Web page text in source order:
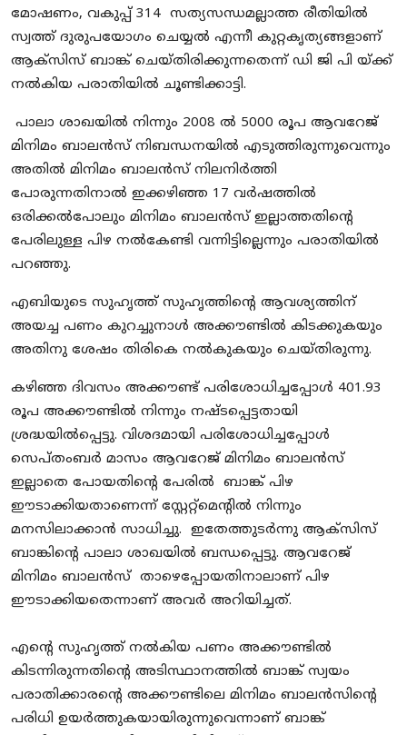
​മോഷണം, വകുപ്പ് 314 സത്യസന്ധമല്ലാത്ത രീതിയിൽ
സ്വത്ത് ദുരുപയോഗം ചെയ്യൽ എന്നീ കുറ്റകൃത്യങ്ങളാണ്
ആക്സിസ് ബാങ്ക് ചെയ്തിരിക്കുന്നതെന്ന് ഡി ജി പി യ്ക്ക്
നൽകിയ പരാതിയിൽ ചൂണ്ടിക്കാട്ടി.
പാലാ ശാഖയിൽ നിന്നും 2008 ൽ 5000 രൂപ ആവറേജ്
മിനിമം ബാലൻസ് നിബന്ധനയിൽ എടുത്തിരുന്നുവെന്നും
അതിൽ മിനിമം ബാലൻസ് നിലനിർത്തി
പോരുന്നതിനാൽ ഇക്കഴിഞ്ഞ 17 വർഷത്തിൽ
ഒരിക്കൽപോലും മിനിമം ബാലൻസ് ഇല്ലാത്തതിൻ്റെ
പേരിലുള്ള പിഴ നൽകേണ്ടി വന്നിട്ടില്ലെന്നും പരാതിയിൽ
പറഞ്ഞു.
എബിയുടെ സുഹൃത്ത് സുഹൃത്തിൻ്റെ ആവശ്യത്തിന്
അയച്ച പണം കുറച്ചുനാൾ അക്കൗണ്ടിൽ കിടക്കുകയും
അതിനു ശേഷം തിരികെ നൽകുകയും ചെയ്തിരുന്നു.
കഴിഞ്ഞ ദിവസം അക്കൗണ്ട് പരിശോധിച്ചപ്പോൾ 401.93
രൂപ അക്കൗണ്ടിൽ നിന്നും നഷ്ടപ്പെട്ടതായി
ശ്രദ്ധയിൽപ്പെട്ടു. വിശദമായി പരിശോധിച്ചപ്പോൾ
സെപ്തംബർ മാസം ആവറേജ് മിനിമം ബാലൻസ്
ഇല്ലാതെ പോയതിൻ്റെ പേരിൽ ബാങ്ക് പിഴ
ഈടാക്കിയതാണെന്ന് സ്റ്റേറ്റ്മെൻ്റിൽ നിന്നും
മനസിലാക്കാൻ സാധിച്ചു. ഇതേത്തുടർന്നു ആക്സിസ്
ബാങ്കിൻ്റെ പാലാ ശാഖയിൽ ബന്ധപ്പെട്ടു. ആവറേജ്
മിനിമം ബാലൻസ് താഴെപ്പോയതിനാലാണ് പിഴ
ഈടാക്കിയതെന്നാണ് അവർ അറിയിച്ചത്.
എൻ്റെ സുഹൃത്ത് നൽകിയ പണം അക്കൗണ്ടിൽ
കിടന്നിരുന്നതിൻ്റെ അടിസ്ഥാനത്തിൽ ബാങ്ക് സ്വയം
പരാതിക്കാരൻ്റെ അക്കൗണ്ടിലെ മിനിമം ബാലൻസിൻ്റെ
പരിധി ഉയർത്തുകയായിരുന്നുവെന്നാണ് ബാങ്ക്